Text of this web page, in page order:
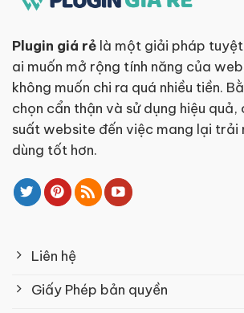
Plugin giá rẻ là một giải pháp
ai muốn mở rộng tính năng của
không muốn chi ra quá nhiều tiền.
chọn cẩn thận và sử dụng hiệu quả,
suất website đến việc mang lại trải
dùng tốt hơn.
Liên hệ
Giấy Phép bản quyền